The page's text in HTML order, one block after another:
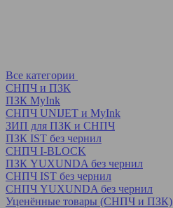
Все категории
СНПЧ и ПЗК
ПЗК MyInk
СНПЧ UNIJET и MyInk
ЗИП для ПЗК и СНПЧ
ПЗК IST без чернил
СНПЧ I-BLOCK
ПЗК YUXUNDA без чернил
СНПЧ IST без чернил
СНПЧ YUXUNDA без чернил
Уценённые товары (СНПЧ и ПЗК)